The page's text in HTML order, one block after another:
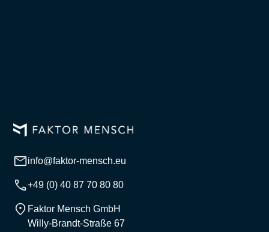
info@faktor-mensch.eu
+49 (0) 40 87 70 80 80
Faktor Mensch GmbH
Willy-Brandt-Straße 67